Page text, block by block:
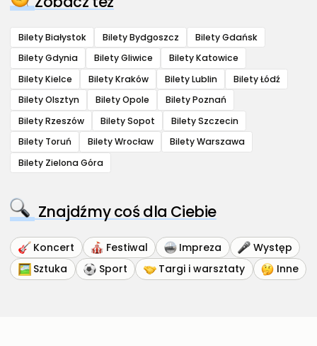
Bilety Białystok Bilety Bydgoszcz
Bilety Gdańsk
Bilety Gdynia
Bilety Gliwice
Bilety Katowice
Bilety Kielce
Bilety Kraków Bilety Lublin
Bilety Łódź
Bilety Olsztyn
Bilety Opole
Bilety Poznań
Bilety Rzeszów
Bilety Sopot
Bilety Szczecin
Bilety Toruń
Bilety Wrocław
Bilety Warszawa
Bilety Zielona Góra
Znajdźmy coś dla Ciebie
Koncert Festiwal Impreza
Występ
Sztuka
Sport Targi i warsztaty Inne